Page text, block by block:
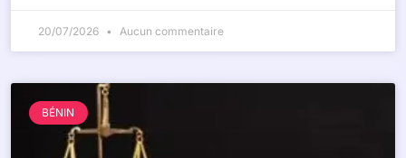
20/07/2026 Aucun commentaire
BÉNIN